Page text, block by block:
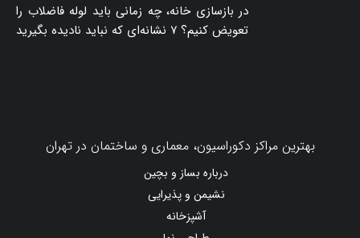
در بازسازی خانه، چه زمانی باید لوله فاضلاب را
تعویض کنیم؟ ۷ نشانه‌ای که نباید نادیده بگیرید
بهترین مراکز دکوراسیون، معماری و ساختمان در تهران
درباره بساز و بچین
نشیمن و پذیرایی
آشپزخانه